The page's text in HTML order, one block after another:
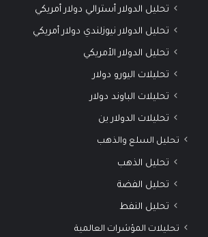
تحليل الدولار أسترالي دولار أمريكي
تحليل الدولار نيوزلندي دولار أمريكي
تحليل الدولار الأمريكي
تحليلات اليورو دولار
تحليلات الباوند دولار
تحليلات الدولار ين
تحليل السلع والذهب
تحليل الذهب
تحليل الفضة
تحليل النفط
تحليلات المؤشرات العالمية